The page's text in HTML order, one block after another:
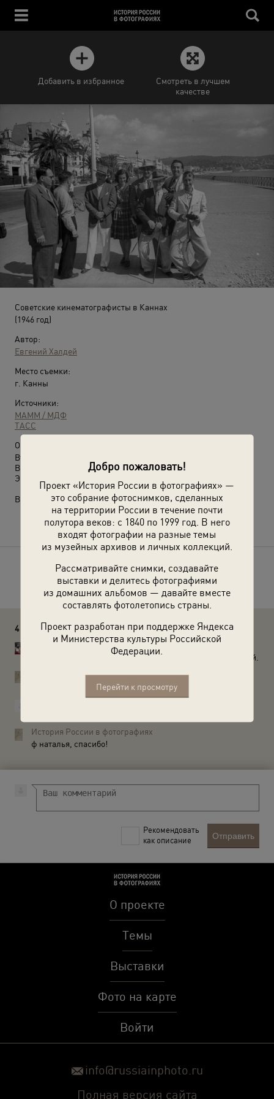
Добро пожаловать!
Проект «История России в фотографиях» —
это собрание фотоснимков, сделанных
на территории России в течение почти
полутора веков: с 1840 по 1999 год. В него
входят фотографии на разные темы
из музейных архивов и личных коллекций.
Рассматривайте снимки, создавайте
выставки и делитесь фотографиями
из домашних альбомов — давайте вместе
составлять фотолетопись страны.
Проект разработан при поддержке Яндекса
и Министерства культуры Российской
Федерации.
Перейти к просмотру
Добавить в избранное
Смотреть в лучшем
качестве
Советские кинематографисты в Каннах
(1946 год)
Автор:
Евгений Халдей
Место съемки:
г. Канны
Источники:
МАММ / МДФ
ТАСС
О фотографии:
Второй слева – Борис Чирков, Сергей Герасимов, Галина
Водяницкая, Михаил Калатозов, Самарий Гурарий, Фридрих
Эрмлер, Сергей Юткевич.
Выставка«Клетка на все времена»с этой фотографией.
Расскажите друзьям об этом фото
4 комментария
Бородянский Яков
Мне ка­жет­ся, спра­ва, на заднем плане - Са­ма­рий Гу­ра­рий.
История России в фотографиях
Бородянский Яков, Вы правы! Спасибо!
История России в фотографиях
ф наталья, спасибо!
Рекомендовать
как описание
Отправить
О проекте
Темы
Выставки
Фото на карте
Войти
info@russiainphoto.ru
Полная версия сайта